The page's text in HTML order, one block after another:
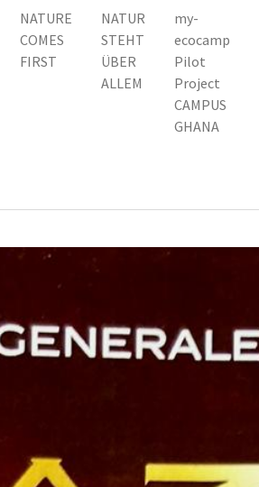
NATURE
COMES
FIRST
NATUR
STEHT
ÜBER
ALLEM
my-
ecocamp
Pilot
Project
CAMPUS
GHANA